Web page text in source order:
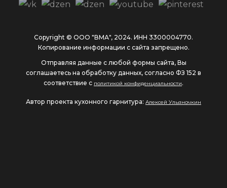
Copyright © ООО "ВМА", 2024. ИНН 3300004770.
Копирование информации с сайта запрещено.
Отправляя данные с любой формы сайта, Вы
соглашаетесь на обработку данных, согласно ФЗ 152 в
соответствие с политикой конфиденциальности.
Автор проекта кухонного гарнитура: Алексей Ульяночкин